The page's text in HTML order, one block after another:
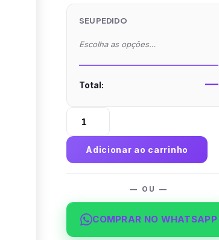
SEU PEDIDO
Escolha as opções…
Total: —
Agenda
Semanal
A5
2026
Capa
quantidade
Adicionar ao carrinho
— OU —
COMPRAR NO WHATSAPP